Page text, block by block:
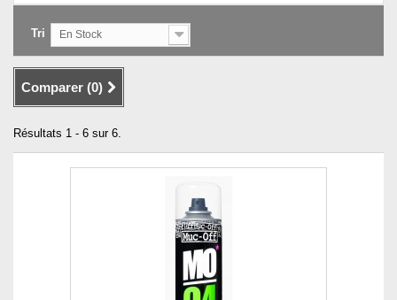
Tri En Stock
Comparer (0)
Résultats 1 - 6 sur 6.